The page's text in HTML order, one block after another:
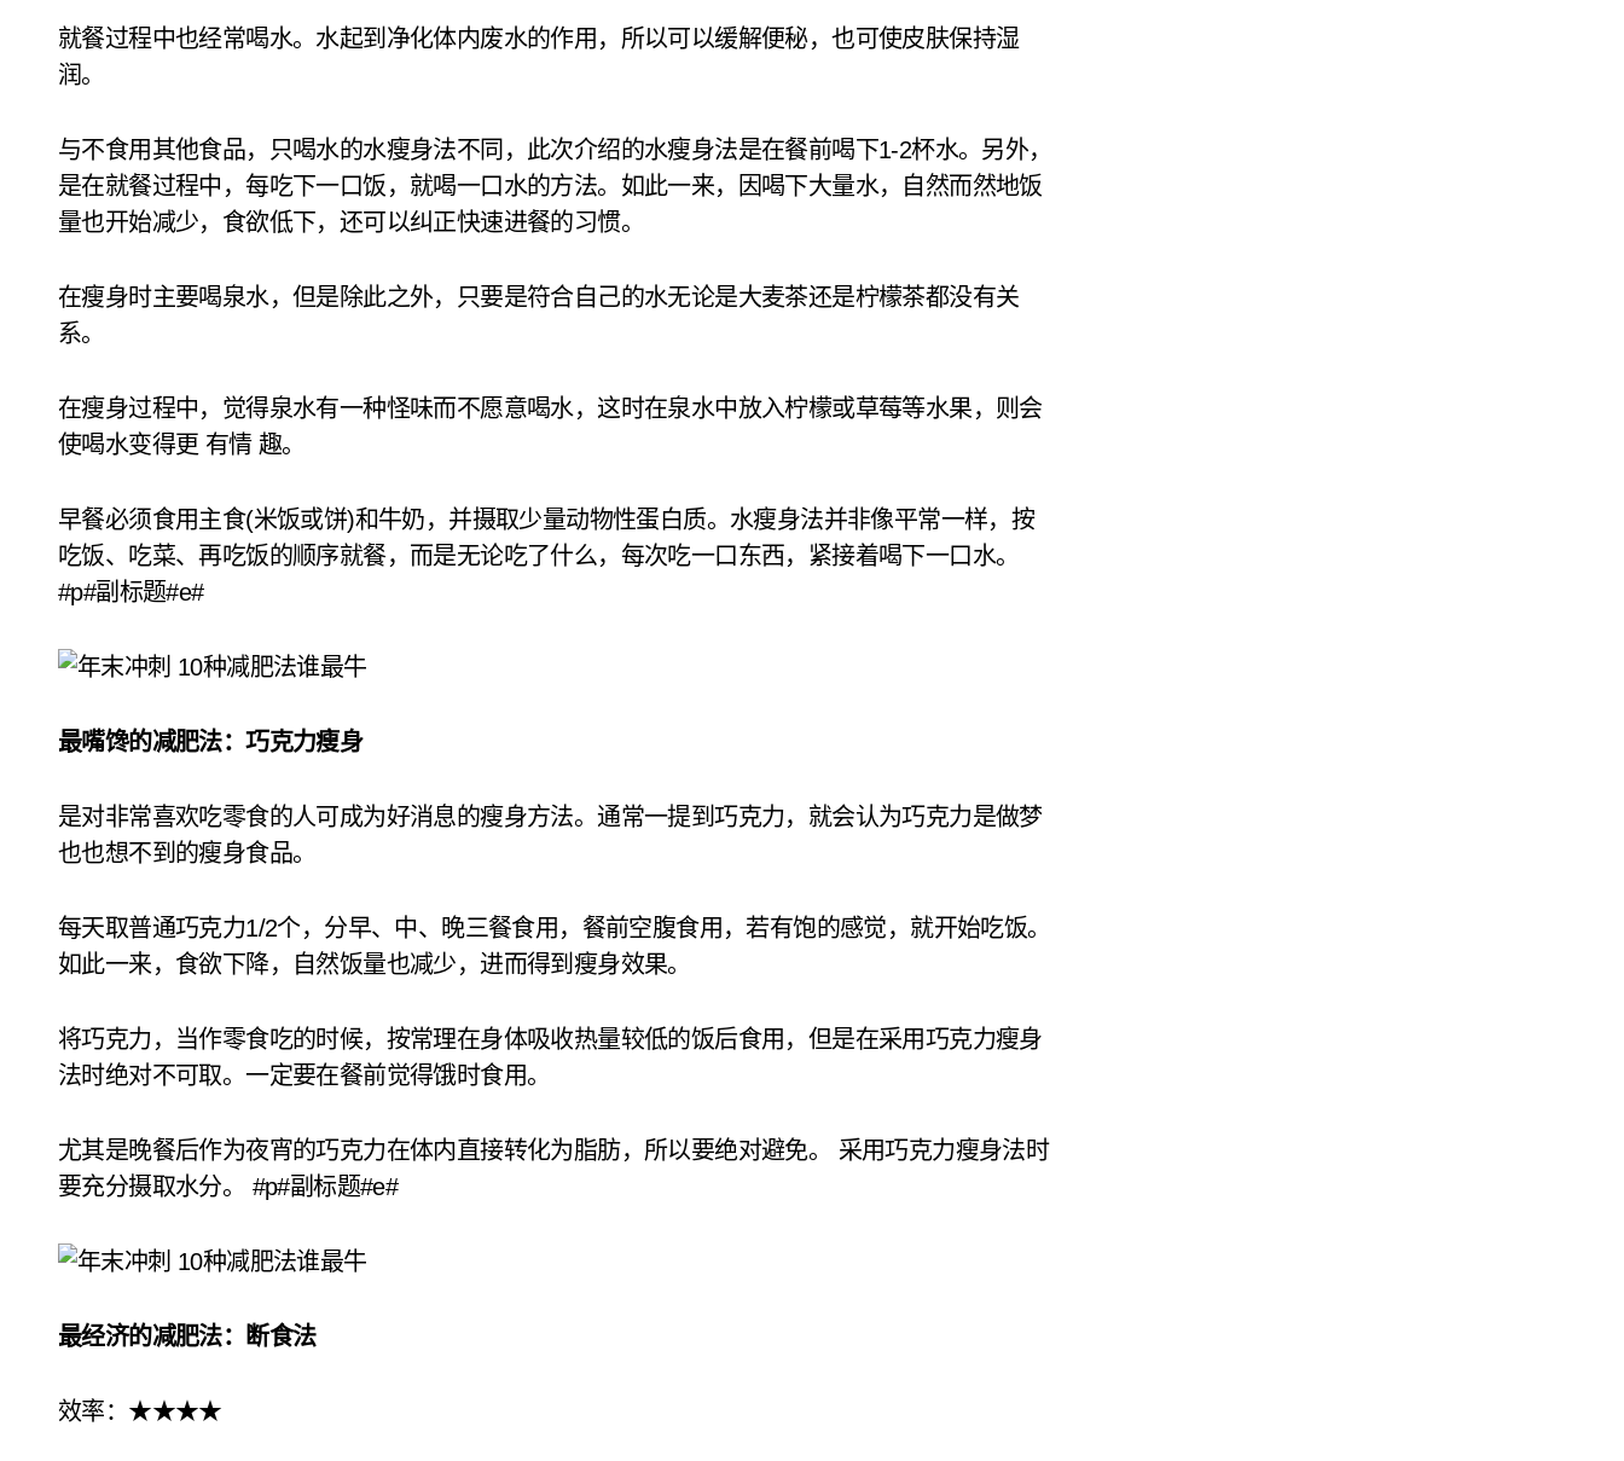
就餐过程中也经常喝水。水起到净化体内废水的作用，所以可以缓解便秘，也可使皮肤保持湿
润。
与不食用其他食品，只喝水的水瘦身法不同，此次介绍的水瘦身法是在餐前喝下1-2杯水。另外，
是在就餐过程中，每吃下一口饭，就喝一口水的方法。如此一来，因喝下大量水，自然而然地饭
量也开始减少，食欲低下，还可以纠正快速进餐的习惯。
在瘦身时主要喝泉水，但是除此之外，只要是符合自己的水无论是大麦茶还是柠檬茶都没有关
系。
在瘦身过程中，觉得泉水有一种怪味而不愿意喝水，这时在泉水中放入柠檬或草莓等水果，则会
使喝水变得更 有情 趣。
早餐必须食用主食(米饭或饼)和牛奶，并摄取少量动物性蛋白质。水瘦身法并非像平常一样，按
吃饭、吃菜、再吃饭的顺序就餐，而是无论吃了什么，每次吃一口东西，紧接着喝下一口水。
#p#副标题#e#
最嘴馋的减肥法：巧克力瘦身
是对非常喜欢吃零食的人可成为好消息的瘦身方法。通常一提到巧克力，就会认为巧克力是做梦
也也想不到的瘦身食品。
每天取普通巧克力1/2个，分早、中、晚三餐食用，餐前空腹食用，若有饱的感觉，就开始吃饭。
如此一来，食欲下降，自然饭量也减少，进而得到瘦身效果。
将巧克力，当作零食吃的时候，按常理在身体吸收热量较低的饭后食用，但是在采用巧克力瘦身
法时绝对不可取。一定要在餐前觉得饿时食用。
尤其是晚餐后作为夜宵的巧克力在体内直接转化为脂肪，所以要绝对避免。 采用巧克力瘦身法时
要充分摄取水分。 #p#副标题#e#
最经济的减肥法：断食法
效率：★★★★